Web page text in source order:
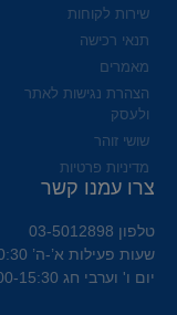
שירות לקוחות
תנאי רכישה
מאמרים
הצהרת נגישות לאתר
ולעסק
שושי זוהר
מדיניות פרטיות
צרו עמנו קשר
טלפון 03-5012898
שעות פעילות א’-ה’ 10:00-20:30
יום ו' וערבי חג 9:00-15:30